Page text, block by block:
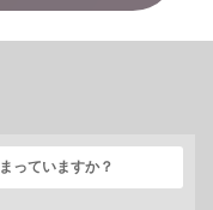
っていますか？